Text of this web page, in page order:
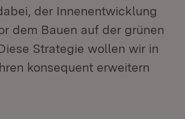
der Innenentwicklung
dem Bauen auf der grünen
Strategie wollen wir in
konsequent erweitern